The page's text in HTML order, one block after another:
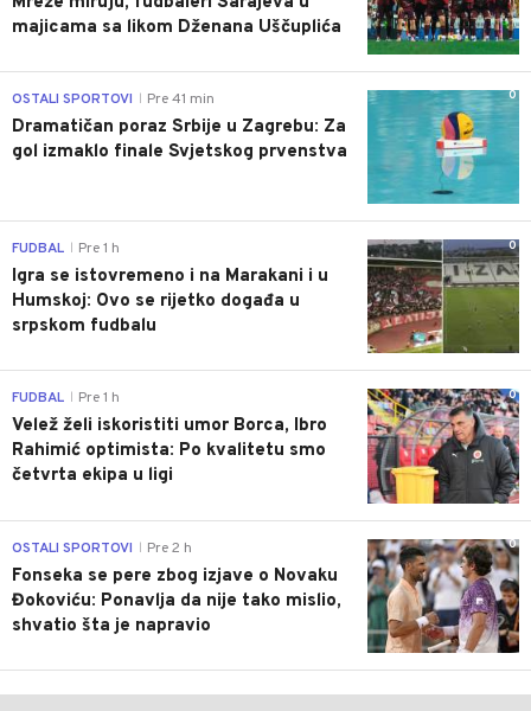
majicama sa likom Dženana Uščuplića
0
OSTALI SPORTOVI Pre 41 min
Dramatičan poraz Srbije u Zagrebu: Za
gol izmaklo finale Svjetskog prvenstva
0
FUDBAL Pre 1 h
Igra se istovremeno i na Marakani i u
Humskoj: Ovo se rijetko događa u
srpskom fudbalu
0
FUDBAL Pre 1 h
Velež želi iskoristiti umor Borca, Ibro
Rahimić optimista: Po kvalitetu smo
četvrta ekipa u ligi
0
OSTALI SPORTOVI Pre 2 h
Fonseka se pere zbog izjave o Novaku
Đokoviću: Ponavlja da nije tako mislio,
shvatio šta je napravio